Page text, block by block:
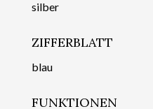
silber
ZIFFERBLATT
blau
FUNKTIONEN